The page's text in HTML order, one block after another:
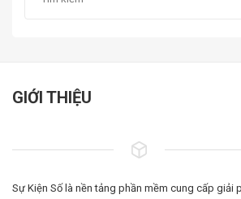
GIỚI THIỆU
Sự Kiện Số là nền tảng phần mềm cung cấp giải